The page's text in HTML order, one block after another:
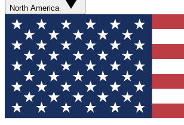
North America